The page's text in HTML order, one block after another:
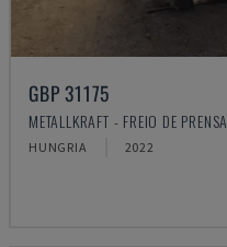
GBP 31175
METALLKRAFT - FREIO DE PRENSA
HUNGRIA 2022